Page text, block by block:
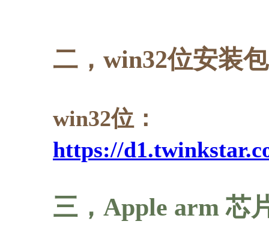
二，win32位安装
win32位 ：
https://
三，Apple arm 芯